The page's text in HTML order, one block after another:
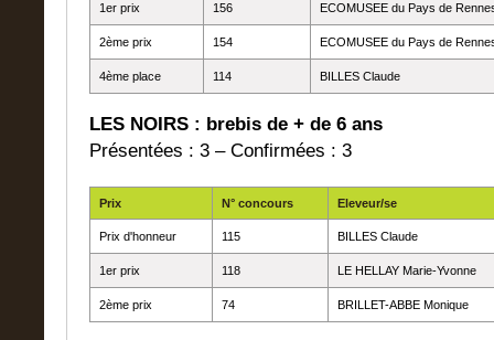
1er prix 156 ECOMUSEE du Pays de
2ème prix 154 ECOMUSEE du Pays de
4ème place 114 BILLES Claude
LES NOIRS : brebis de + de 6 ans
Présentées : 3 – Confirmées : 3
Prix N° concours Eleveur/se
Prix d'honneur 115 BILLES Claude
1er prix 118 LE HELLAY Marie-Yvonne
2ème prix 74 BRILLET-ABBE Monique